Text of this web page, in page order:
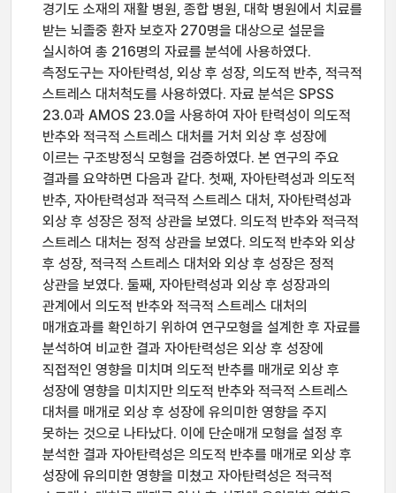
경기도 소재의 재활 병원, 종합 병원, 대학 병원에서 치료를
받는 뇌졸중 환자 보호자 270명을 대상으로 설문을
실시하여 총 216명의 자료를 분석에 사용하였다.
측정도구는 자아탄력성, 외상 후 성장, 의도적 반추, 적극적
스트레스 대처척도를 사용하였다. 자료 분석은 SPSS
23.0과 AMOS 23.0을 사용하여 자아 탄력성이 의도적
반추와 적극적 스트레스 대처를 거처 외상 후 성장에
이르는 구조방정식 모형을 검증하였다. 본 연구의 주요
결과를 요약하면 다음과 같다. 첫째, 자아탄력성과 의도적
반추, 자아탄력성과 적극적 스트레스 대처, 자아탄력성과
외상 후 성장은 정적 상관을 보였다. 의도적 반추와 적극적
스트레스 대처는 정적 상관을 보였다. 의도적 반추와 외상
후 성장, 적극적 스트레스 대처와 외상 후 성장은 정적
상관을 보였다. 둘째, 자아탄력성과 외상 후 성장과의
관계에서 의도적 반추와 적극적 스트레스 대처의
매개효과를 확인하기 위하여 연구모형을 설계한 후 자료를
분석하여 비교한 결과 자아탄력성은 외상 후 성장에
직접적인 영향을 미치며 의도적 반추를 매개로 외상 후
성장에 영향을 미치지만 의도적 반추와 적극적 스트레스
대처를 매개로 외상 후 성장에 유의미한 영향을 주지
못하는 것으로 나타났다. 이에 단순매개 모형을 설정 후
분석한 결과 자아탄력성은 의도적 반추를 매개로 외상 후
성장에 유의미한 영향을 미쳤고 자아탄력성은 적극적